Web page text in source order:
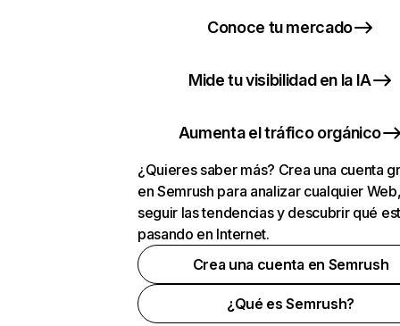
Conoce tu mercado
Mide tu visibilidad en la IA
Aumenta el tráfico orgánico
¿Quieres saber más? Crea una cuenta
en Semrush para analizar cualquier
seguir las tendencias y descubrir qué
pasando en Internet.
Crea una cuenta en Semrush
¿Qué es Semrush?